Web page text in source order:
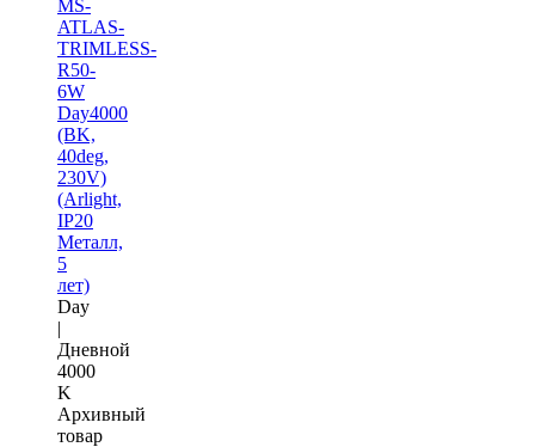
MS-
ATLAS-
TRIMLESS-
R50-
6W
Day4000
(BK,
40deg,
230V)
(Arlight,
IP20
Металл,
5
лет)
Day
|
Дневной
4000
K
Архивный
товар